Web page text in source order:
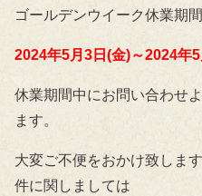
ゴールデンウイーク休業期間
2024年5月3日(金)～2024年
休業期間中にお問い合わせ
ます。
大変ご不便をおかけ致しま
件に関しましては